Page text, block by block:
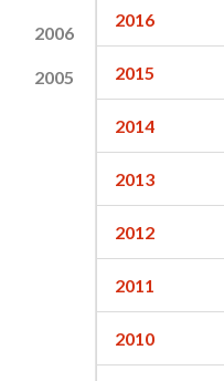
2006
2005
2016
2015
2014
2013
2012
2011
2010